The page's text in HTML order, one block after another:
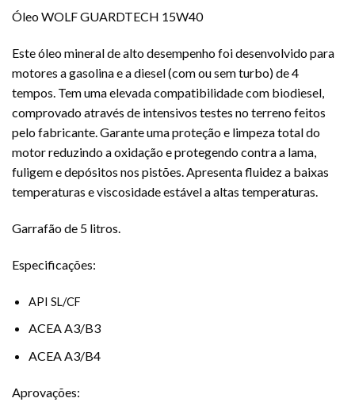
Óleo WOLF GUARDTECH 15W40
Este óleo mineral de alto desempenho foi desenvolvido para
motores a gasolina e a diesel (com ou sem turbo) de 4
tempos. Tem uma elevada compatibilidade com biodiesel,
comprovado através de intensivos testes no terreno feitos
pelo fabricante. Garante uma proteção e limpeza total do
motor reduzindo a oxidação e protegendo contra a lama,
fuligem e depósitos nos pistões. Apresenta fluidez a baixas
temperaturas e viscosidade estável a altas temperaturas.
Garrafão de 5 litros.
Especificações:
API SL/CF
ACEA A3/B3
ACEA A3/B4
Aprovações: